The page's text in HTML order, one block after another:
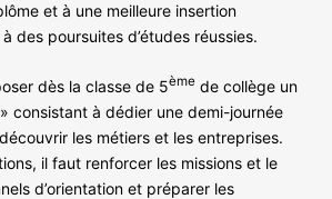
et à une meilleure insertion
des poursuites d’études réussies.
dès la classe de 5ème de collège un
consistant à dédier une demi-journée
les métiers et les entreprises.
il faut renforcer les missions et le
d’orientation et préparer les